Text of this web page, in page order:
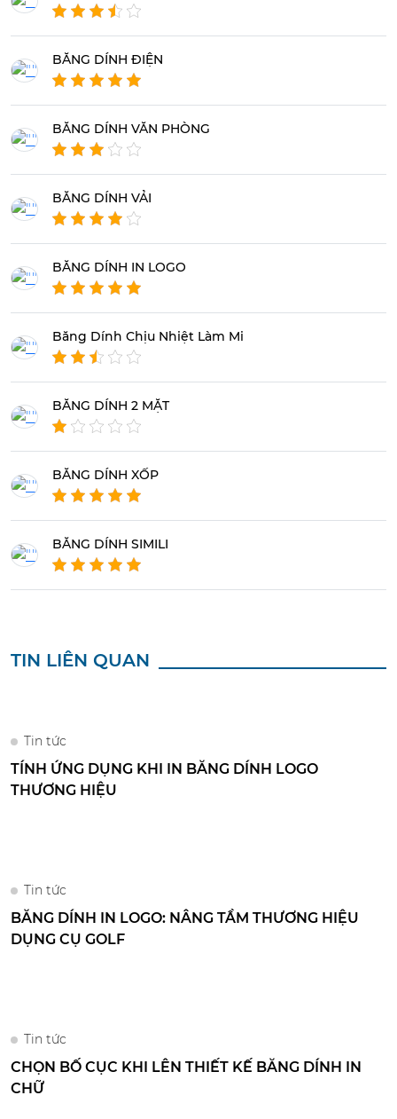
BĂNG DÍNH ĐIỆN
BĂNG DÍNH VĂN PHÒNG
BĂNG DÍNH VẢI
BĂNG DÍNH IN LOGO
Băng Dính Chịu Nhiệt Làm Mi
BĂNG DÍNH 2 MẶT
BĂNG DÍNH XỐP
BĂNG DÍNH SIMILI
TIN LIÊN QUAN
Tin tức
TÍNH ỨNG DỤNG KHI IN BĂNG DÍNH LOGO
THƯƠNG HIỆU
Tin tức
BĂNG DÍNH IN LOGO: NÂNG TẦM THƯƠNG HIỆU
DỤNG CỤ GOLF
Tin tức
CHỌN BỐ CỤC KHI LÊN THIẾT KẾ BĂNG DÍNH IN
CHỮ